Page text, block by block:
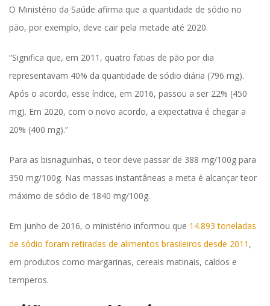
O Ministério da Saúde afirma que a quantidade de sódio no
pão, por exemplo, deve cair pela metade até 2020.
“Significa que, em 2011, quatro fatias de pão por dia
representavam 40% da quantidade de sódio diária (796 mg).
Após o acordo, esse índice, em 2016, passou a ser 22% (450
mg). Em 2020, com o novo acordo, a expectativa é chegar a
20% (400 mg).”
Para as bisnaguinhas, o teor deve passar de 388 mg/100g para
350 mg/100g. Nas massas instantâneas a meta é alcançar teor
máximo de sódio de 1840 mg/100g.
Em junho de 2016, o ministério informou que 14.893 toneladas
de sódio foram retiradas de alimentos brasileiros desde 2011 ,
em produtos como margarinas, cereais matinais, caldos e
temperos.